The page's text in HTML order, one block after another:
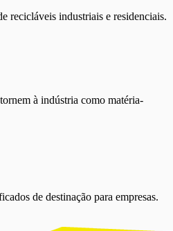
recicláveis industriais e residenciais.
à indústria como matéria-
de destinação para empresas.